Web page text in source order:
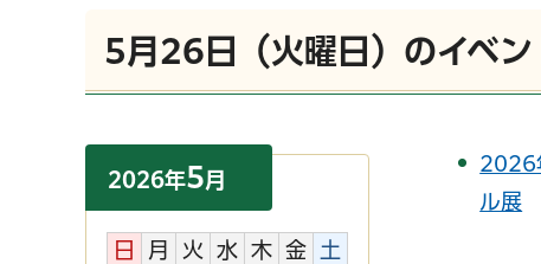
5月26日（火曜日）のイベン
2026年5月
日 月 火 水 木 金 土
2026
ル展